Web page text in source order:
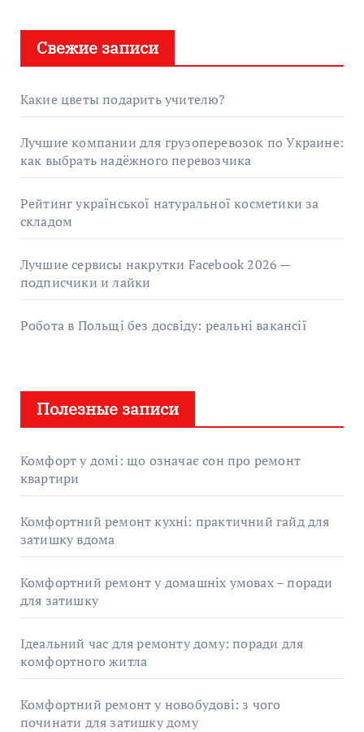
Свежие записи
Какие цветы подарить учителю?
Лучшие компании для грузоперевозок по Украине:
как выбрать надёжного перевозчика
Рейтинг української натуральної косметики за
складом
Лучшие сервисы накрутки Facebook 2026 —
подписчики и лайки
Робота в Польщі без досвіду: реальні вакансії
Полезные записи
Комфорт у домі: що означає сон про ремонт
квартири
Комфортний ремонт кухні: практичний гайд для
затишку вдома
Комфортний ремонт у домашніх умовах – поради
для затишку
Ідеальний час для ремонту дому: поради для
комфортного житла
Комфортний ремонт у новобудові: з чого
починати для затишку дому